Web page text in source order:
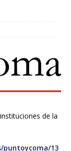
de la
13